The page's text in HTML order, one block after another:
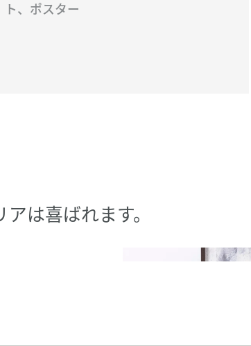
ト、ポスター
は喜ばれます。